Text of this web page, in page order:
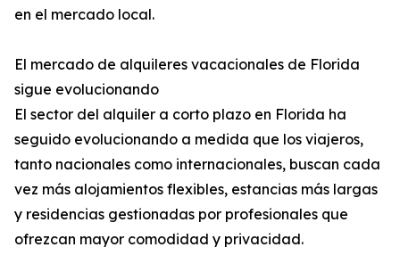
en el mercado local.
El mercado de alquileres vacacionales de Florida
sigue evolucionando
El sector del alquiler a corto plazo en Florida ha
seguido evolucionando a medida que los viajeros,
tanto nacionales como internacionales, buscan cada
vez más alojamientos flexibles, estancias más largas
y residencias gestionadas por profesionales que
ofrezcan mayor comodidad y privacidad.